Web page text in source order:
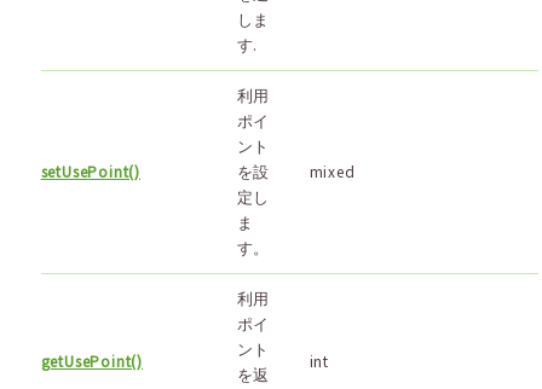
しま
す.
setUsePoint()
利用
ポイ
ント
を設
定し
ま
す。
mixed
getUsePoint()
利用
ポイ
ント
を返
int